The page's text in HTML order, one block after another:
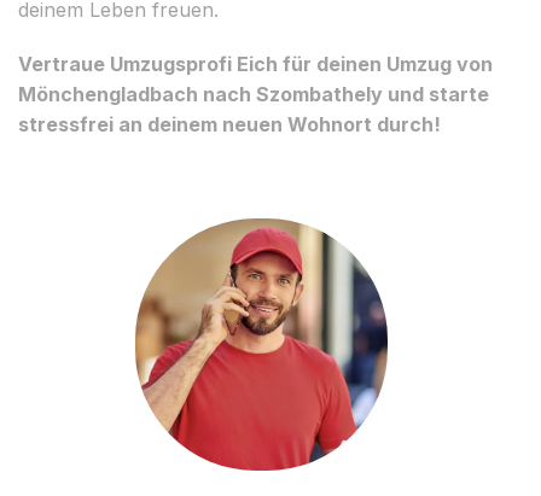
deinem Leben freuen.
Vertraue Umzugsprofi Eich für deinen Umzug von
Mönchengladbach nach Szombathely und starte
stressfrei an deinem neuen Wohnort durch!